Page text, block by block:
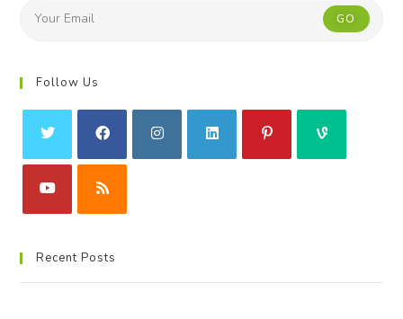
GO
Follow Us
Recent Posts